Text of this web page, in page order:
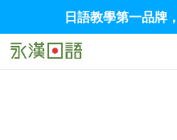
日語教學第一品牌